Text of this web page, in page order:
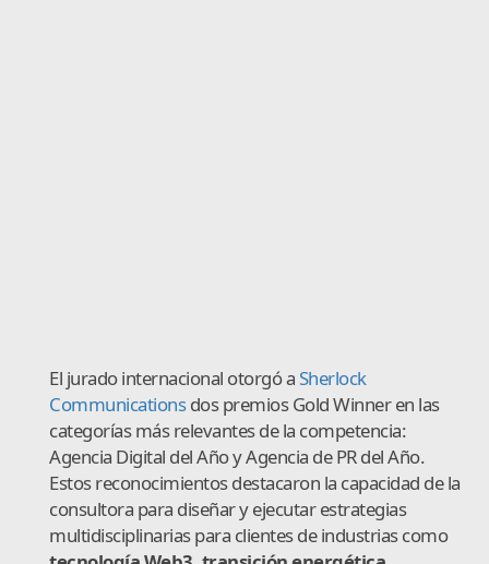
El jurado internacional otorgó a Sherlock
Communicationsdos premios Gold Winner en las
categorías más relevantes de la competencia:
Agencia Digital del Año y Agencia de PR del Año.
Estos reconocimientos destacaron la capacidad de la
consultora para diseñar y ejecutar estrategias
multidisciplinarias para clientes de industrias como